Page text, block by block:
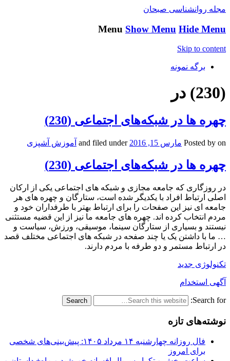
مجله روانشناسی صبحان
Menu Show Menu Hide Menu
Skip to content
برگه نمونه
(230) در
چهره ها در شبکه‌های اجتماعی (230)
Posted by on مارس 15, 2016 and filed under آموزش آشپزی
چهره ها در شبکه‌های اجتماعی (230)
در روزگاری که جامعه مجازی و شبکه های اجتماعی یکی از ارکان
اصلی ارتباط افراد با یکدیگر شده است، ستارگان و چهره های هر
جامعه ای نیز این صفحات را برای ارتباط بهتر با طرفداران خود و
مردم انتخاب کرده اند. چهره های جامعه ما نیز از این قضیه مستثنی
نیستند و بسیاری از ستارگان سینما، موسیقی، ورزش، سیاست و
… ما با داشتن یک یا چند صفحه در شبکه های اجتماعی مختلف قصد
در ارتباط مستمر و دو طرفه با مردم دارند.
تکنولوژی جدید
آگهی استخدام
Search for:
نوشته‌های تازه
فال روزانه چهارشنبه ۱۴ مرداد ۱۴۰۵: پیش‌بینی‌های شخصی
برای امروز